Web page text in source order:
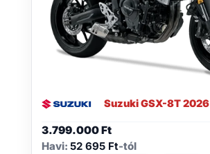
Suzuki GSX-8T 2026
3.799.000Ft
Havi: 52 695 Ft-tól